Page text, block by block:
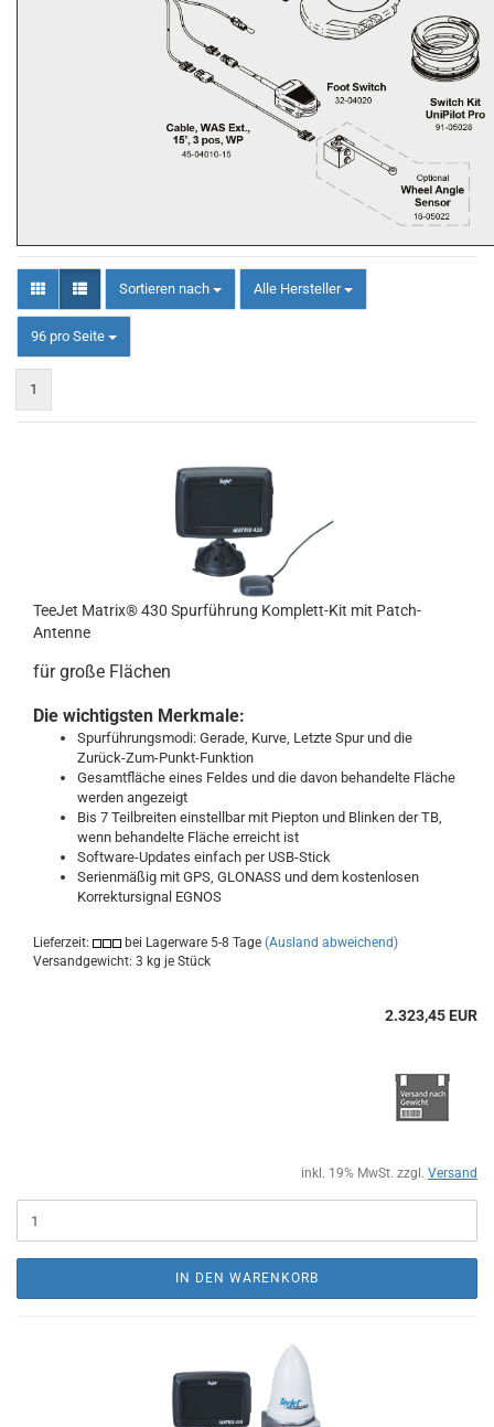
Sortieren nach
Sortieren nach Alle Hersteller
96 pro Seite
pro Seite
1
TeeJet Matrix® 430 Spurführung Komplett-Kit mit Patch-
Antenne
für große Flächen
Die wichtigsten Merkmale:
Spurführungsmodi: Gerade, Kurve, Letzte Spur und die
Zurück-Zum-Punkt-Funktion
Gesamtfläche eines Feldes und die davon behandelte Fläche
werden angezeigt
Bis 7 Teilbreiten einstellbar mit Piepton und Blinken der TB,
wenn behandelte Fläche erreicht ist
Software-Updates einfach per USB-Stick
Serienmäßig mit GPS, GLONASS und dem kostenlosen
Korrektursignal EGNOS
Lieferzeit: bei Lagerware 5-8 Tage (Ausland abweichend)
Versandgewicht: 3 kg je Stück
2.323,45 EUR
inkl. 19% MwSt. zzgl. Versand
IN DEN WARENKORB